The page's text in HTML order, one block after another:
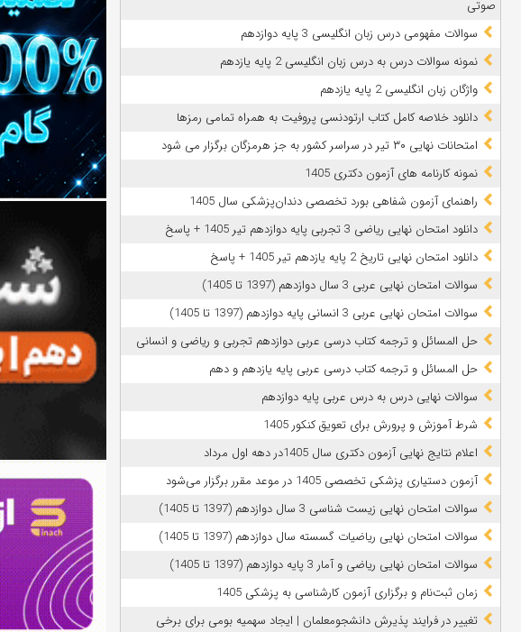
صوتی
سوالات مفهومی درس زبان انگلیسی 3 پایه دوازدهم
نمونه سوالات درس به درس زبان انگلیسی 2 پایه یازدهم
واژگان زبان انگلیسی 2 پایه یازدهم
دانلود خلاصه کامل کتاب ارتودنسی پروفیت به همراه تمامی رمزها
امتحانات نهایی ۳۰ تیر در سراسر کشور به جز هرمزگان برگزار می شود
نمونه کارنامه های آزمون دکتری 1405
راهنمای آزمون شفاهی بورد تخصصی دندان‌پزشکی سال 1405
دانلود امتحان نهایی ریاضی 3 تجربی پایه دوازدهم تیر 1405 + پاسخ
دانلود امتحان نهایی تاریخ 2 پایه یازدهم تیر 1405 + پاسخ
سوالات امتحان نهایی عربی 3 سال دوازدهم (1397 تا 1405)
سوالات امتحان نهایی عربی 3 انسانی پایه دوازدهم (1397 تا 1405)
حل المسائل و ترجمه کتاب درسی عربی دوازدهم تجربی و ریاضی و انسانی
حل المسائل و ترجمه کتاب درسی عربی پایه یازدهم و دهم
سوالات نهایی درس به درس عربی پایه دوازدهم
شرط آموزش و پرورش برای تعویق کنکور 1405
اعلام نتایج نهایی آزمون دکتری سال 1405در دهه اول مرداد
آزمون دستیاری پزشکی تخصصی 1405 در موعد مقرر برگزار می‌شود
سوالات امتحان نهایی زیست شناسی 3 سال دوازدهم (1397 تا 1405)
سوالات امتحان نهایی ریاضیات گسسته سال دوازدهم (1397 تا 1405)
سوالات امتحان نهایی ریاضی و آمار 3 پایه دوازدهم (1397 تا 1405)
زمان ثبت‌نام و برگزاری آزمون کارشناسی به پزشکی 1405
تغییر در فرایند پذیرش دانشجومعلمان | ایجاد سهمیه بومی برای برخی